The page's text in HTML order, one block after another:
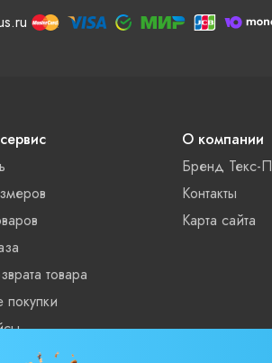
товара
О компании
Бренд Текс-
Контакты
Карта сайта